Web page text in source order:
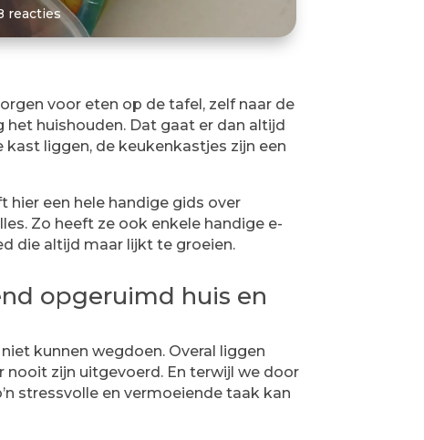
reacties
voor eten op de tafel, zelf naar de
huishouden. Dat gaat er dan altijd
liggen, de keukenkastjes zijn een
hier een hele handige gids over
Zo heeft ze ook enkele handige e-
die altijd maar lijkt te groeien.
opgeruimd huis en
kunnen wegdoen. Overal liggen
nooit zijn uitgevoerd. En terwijl we door
stressvolle en vermoeiende taak kan